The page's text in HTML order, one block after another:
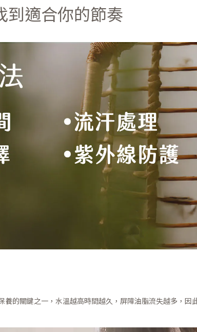
到適合你的節奏
的關鍵之一，水溫越高時間越久，屏障油脂流失越多，因